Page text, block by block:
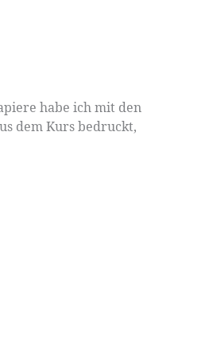
habe ich mit den
dem Kurs bedruckt,